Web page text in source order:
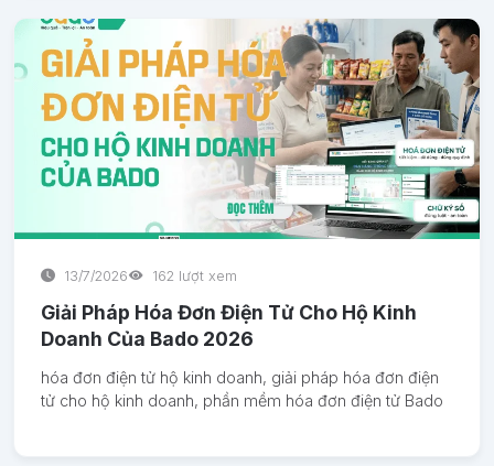
giảm thiểu tối đa rủi ro pháp lý và nâng cao hiệu quả
dòng tiền.
13/7/2026 162 lượt xem
Giải Pháp Hóa Đơn Điện Tử Cho Hộ Kinh
Doanh Của Bado 2026
hóa đơn điện tử hộ kinh doanh, giải pháp hóa đơn điện
tử cho hộ kinh doanh, phần mềm hóa đơn điện tử Bado